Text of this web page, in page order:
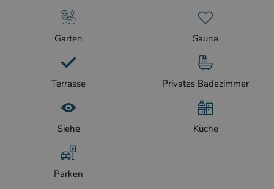
Garten Sauna
Terrasse Privates Badezimmer
Siehe Küche
Parken